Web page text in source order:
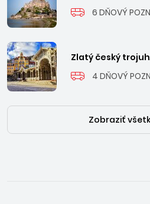
6 DŇOVÝ
Zlatý český
4 DŇOVÝ
Zobraziť